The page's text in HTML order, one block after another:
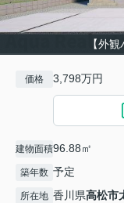
【外
価格 3,798万円
建物面積96.88㎡
築年数 予定
所在地 香川県高松市